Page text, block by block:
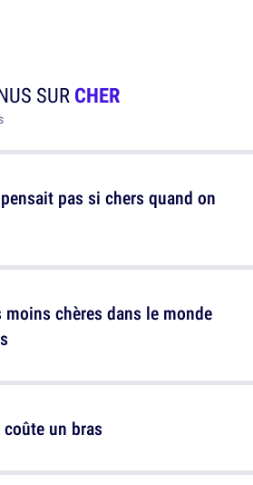
SURCHER
pas si chers quand on
un bras
chères dans le monde